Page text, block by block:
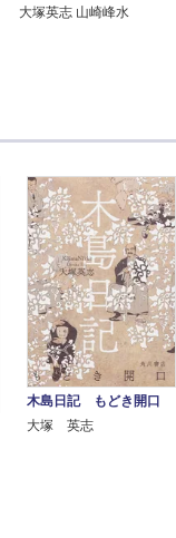
大塚英志 山崎峰水
木島日記 もどき開口
大塚 英志